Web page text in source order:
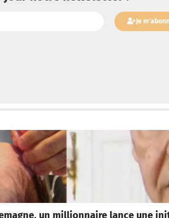
Je
un millionnaire lance une